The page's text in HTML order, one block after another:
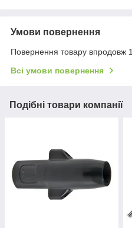
Умови повернення
Повернення товару впродовж
Всі умови повернення
Подібні товари компанії